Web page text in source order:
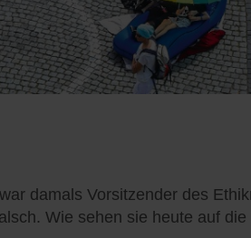
damals Vorsitzender des
Wie sehen sie heute auf